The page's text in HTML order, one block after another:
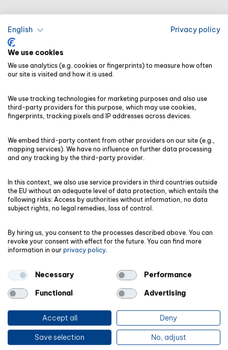
IT-Ausstattung
Softwarelizenzen
Personal
Versicherungen
Marketing-Maßnahmen
Hinzu kommen Ausgaben für Weiterbildungen
diese Kosten zu stemmen bzw. auf mehrere
Schultern zu verteilen, können Personen, die eine
Bankdarlehen oder Förderprogramme–
beispielsweise der KfW – nutzen.
Erreichbarkeit
Durch die Wahl eines passenden Standorts
beeinflussen Fachkräfte, die eine Steuerkanzlei
gründen, ihre Erreichbarkeit, Mandantenstruktur
und Personalsituation langfristig. Deshalb ist
einegründliche StandortanalyseGold wert.
Sie sollte Kriterien wie Konkurrenzdichte,
English Privacy policy
We use cookies
We use analytics (e.g. cookies or fingerprints) to measure how often
our site is visited and how it is used.
We use tracking technologies for marketing purposes and also use
third-party providers for this purpose, which may use cookies,
fingerprints, tracking pixels and IP addresses across devices.
We embed third-party content from other providers on our site (e.g.,
mapping services). We have no influence on further data processing
and any tracking by the third-party provider.
In this context, we also use service providers in third countries outside
the EU without an adequate level of data protection, which entails the
following risks: Access by authorities without information, no data
subject rights, no legal remedies, loss of control.
By hiring us, you consent to the processes described above. You can
revoke your consent with effect for the future. You can find more
information in our privacy policy
Necessary
Performance
Functional
Advertising
Accept all Deny
Save selection No, adjust